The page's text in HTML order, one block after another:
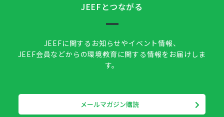
JEEFとつながる
JEEFに関するお知らせやイベント情報、
JEEF会員などからの環境教育に関する情報をお届けしま
す。
メールマガジン購読